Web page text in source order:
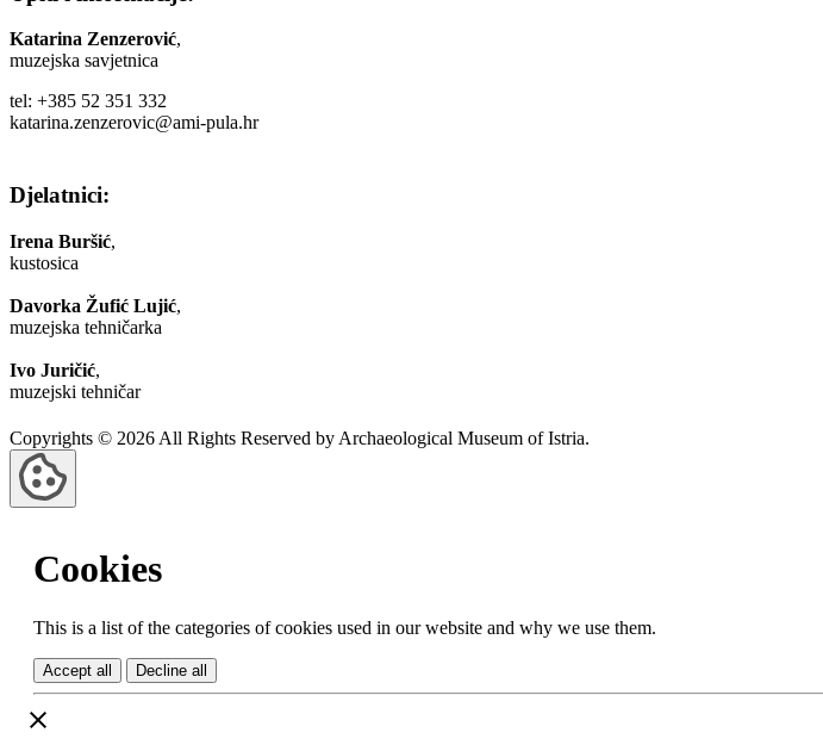
Katarina Zenzerović,
muzejska savjetnica
tel: +385 52 351 332
katarina.zenzerovic@ami-pula.hr
Djelatnici:
Irena Buršić,
kustosica
Davorka Žufić Lujić,
muzejska tehničarka
Ivo Juričić,
muzejski tehničar
Copyrights © 2026 All Rights Reserved by Archaeological Museum of Istria.